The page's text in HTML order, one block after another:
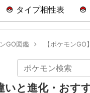
タイプ相性表
GO図鑑 【ポケモン
いと進化・おす